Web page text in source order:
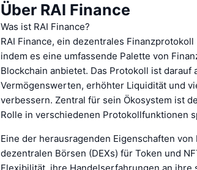
Über RAI Finance
Was ist RAI Finance?
RAI Finance, ein dezentrales
indem es eine umfassende Palette von
Blockchain anbietet. Das Protokoll ist
Vermögenswerten, erhöhter Liquidität und
verbessern. Zentral für sein Ökosystem ist
Rolle in verschiedenen Protokollfunktionen
Eine der herausragenden Eigenschaften
dezentralen Börsen (DEXs) für Token und